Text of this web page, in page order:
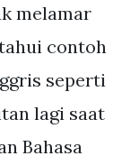
melamar
contoh
seperti
lagi saat
Bahasa